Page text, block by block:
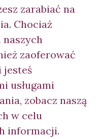
zarabiać na
Chociaż
zaoferować
jesteś
usługami
zobacz naszą
w celu
informacji.